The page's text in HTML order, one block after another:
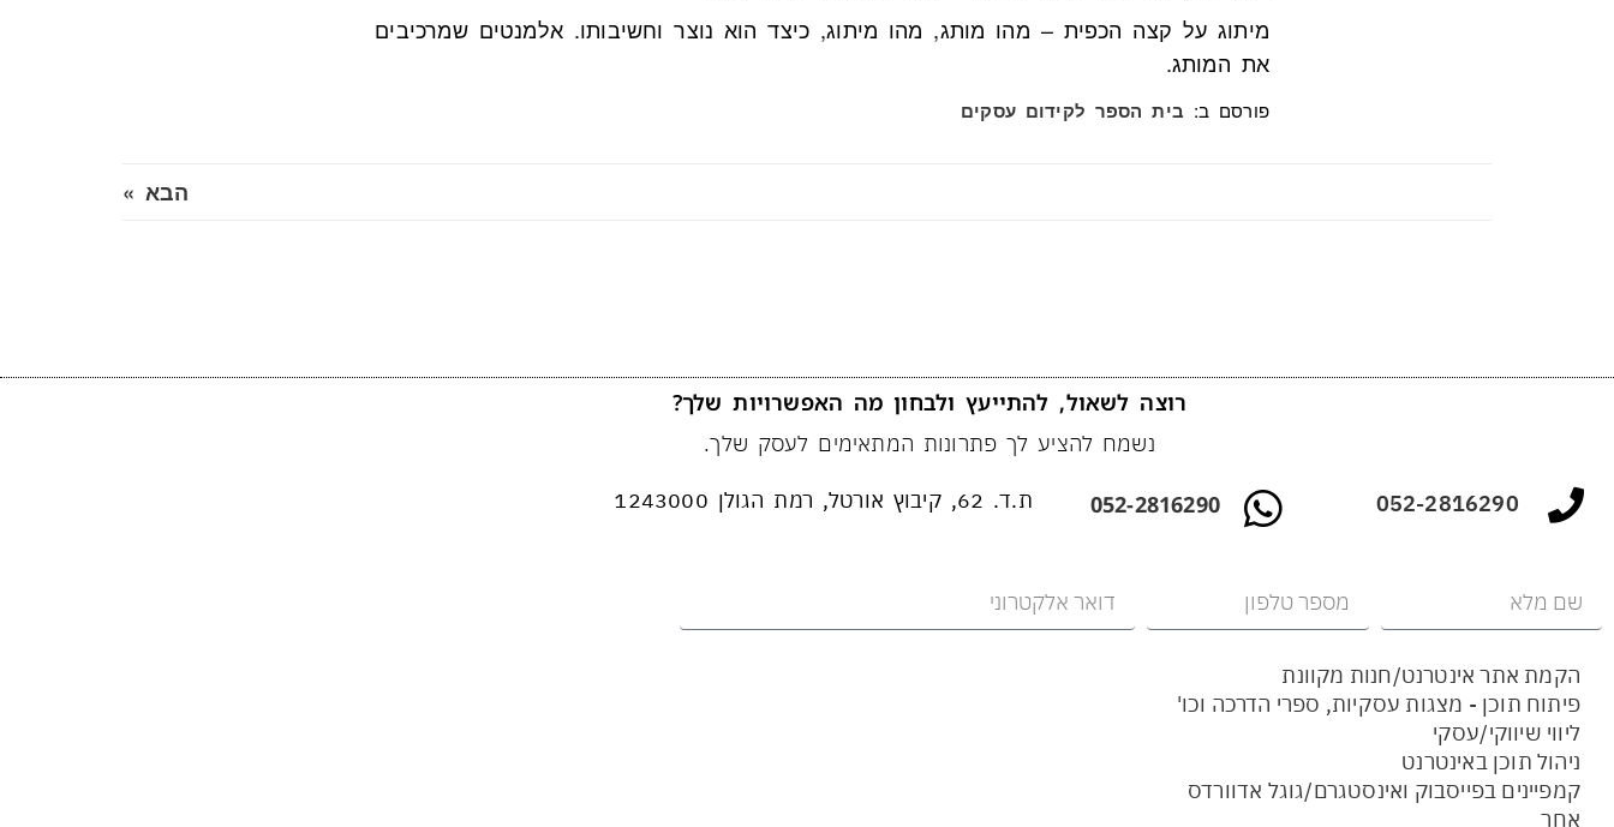
מיתוג על קצה הכפית – מהו מותג, מהו מיתוג, כיצד הוא נוצר וחשיבותו. אלמנטים שמרכיבים
את המותג.
פורסם ב: בית הספר לקידום עסקים
הבא »
רוצה לשאול, להתייעץ ולבחון מה האפשרויות שלך?
נשמח להציע לך פתרונות המתאימים לעסק שלך.
052-2816290
052-2816290 ת.ד. 62, קיבוץ אורטל, רמת הגולן 1243000